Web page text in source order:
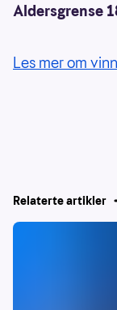
Aldersgrense
Les mer om
Relaterte artikler